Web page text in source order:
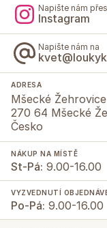
Napište nám přes
Instagram
Napište nám na
ADRESA
Mšecké Žehrovice
270 64 Mšecké
Česko
NÁKUP NA MÍSTĚ
St-Pá: 9.00-16.00
VYZVEDNUTÍ
Po-Pá: 9.00-16.00